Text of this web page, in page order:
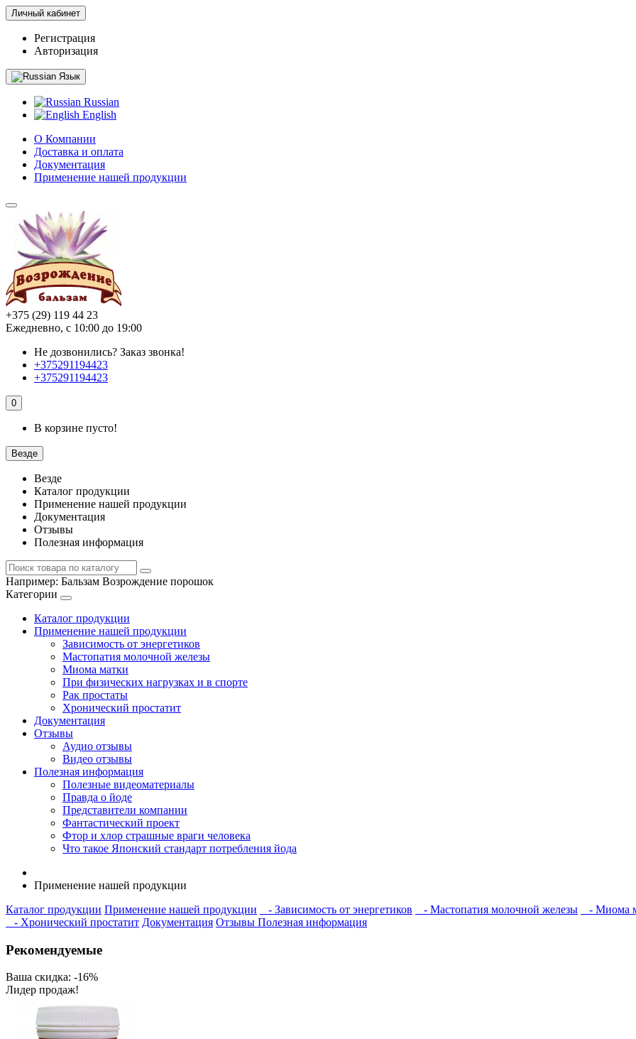
Личный кабинет
Регистрация
Авторизация
Язык
Russian
English
О Компании
Доставка и оплата
Документация
Применение нашей продукции
+375 (29) 119 44 23
Ежедневно, с 10:00 до 19:00
Не дозвонились? Заказ звонка!
+375291194423
+375291194423
0
В корзине пусто!
Везде
Везде
Каталог продукции
Применение нашей продукции
Документация
Отзывы
Полезная информация
Например: Бальзам Возрождение порошок
Категории
Каталог продукции
Применение нашей продукции
Зависимость от энергетиков
Мастопатия молочной железы
Миома матки
При физических нагрузках и в спорте
Рак простаты
Хронический простатит
Документация
Отзывы
Аудио отзывы
Видео отзывы
Полезная информация
Полезные видеоматериалы
Правда о йоде
Представители компании
Фантастический проект
Фтор и хлор страшные враги человека
Что такое Японский стандарт потребления йода
Применение нашей продукции
Каталог продукции Применение нашей продукции - Зависимость от энергетиков - Мастопатия молочной железы - Миома
- Хронический простатит Документация Отзывы Полезная информация
Рекомендуемые
Ваша скидка: -16%
Лидер продаж!